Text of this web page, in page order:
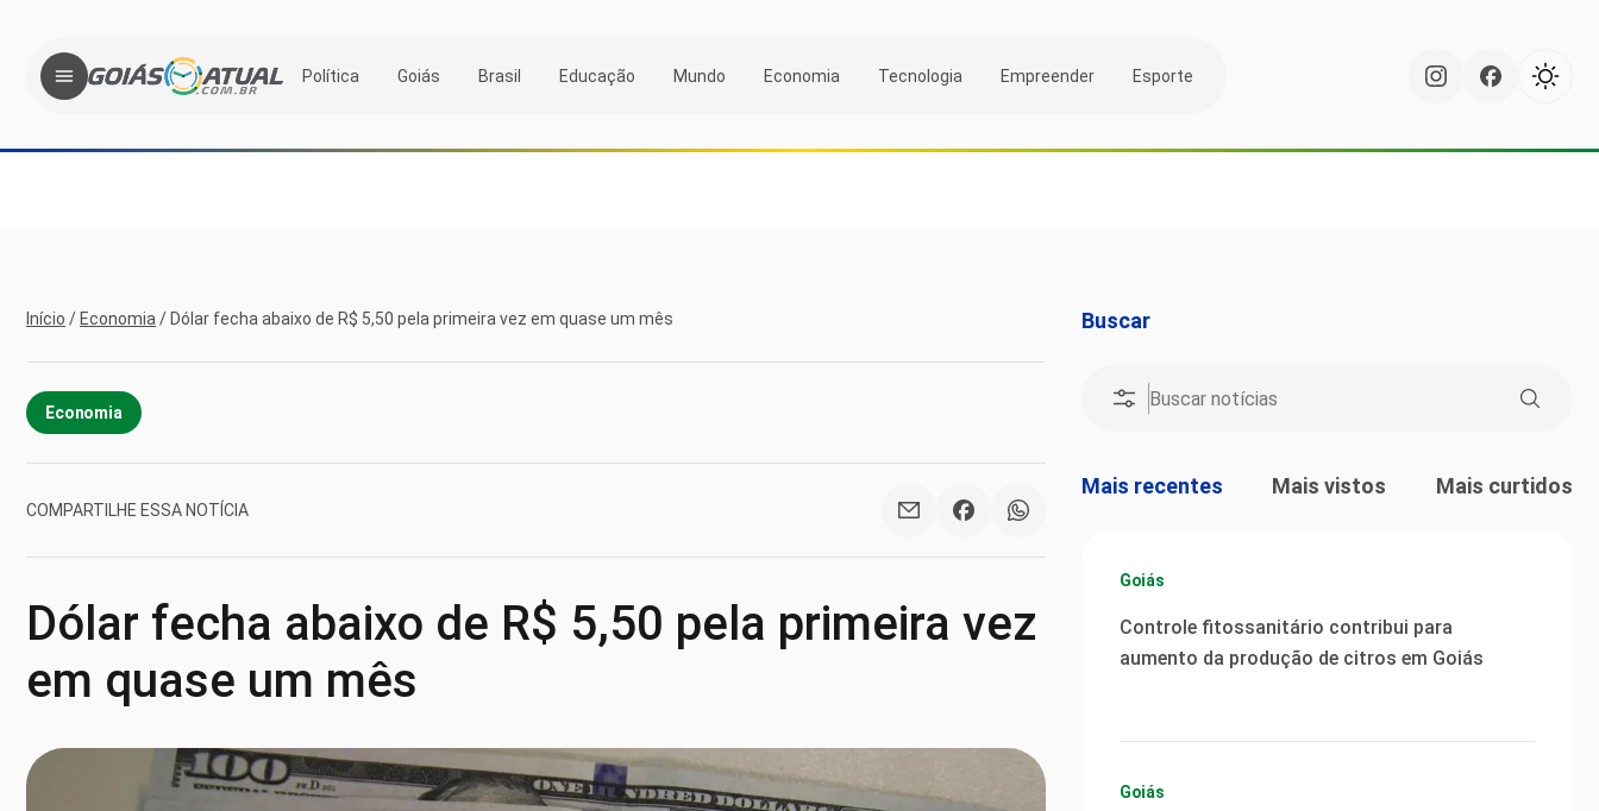
Política Goiás Brasil Educação Mundo Economia Tecnologia Empreender Esporte
Início / Economia / Dólar fecha abaixo de R$ 5,50 pela primeira vez em quase um mês
Economia
COMPARTILHE ESSA NOTÍCIA
Dólar fecha abaixo de R$ 5,50 pela primeira vez
em quase um mês
Buscar
Mais recentes Mais vistos Mais curtidos
Goiás
Controle fitossanitário contribui para
aumento da produção de citros em Goiás
Goiás